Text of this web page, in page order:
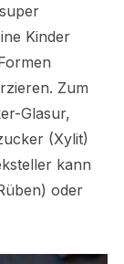
Kinder
Zum
Glasur,
(Xylit)
kann
oder